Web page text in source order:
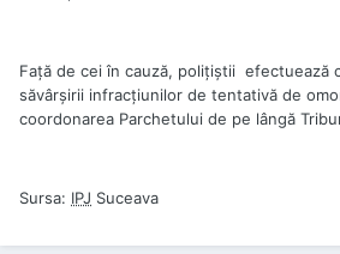
Faţă de cei în cauză, poliţiştii efectuează
săvârşirii infracţiunilor de tentativă de
coordonarea Parchetului de pe lângă
Sursa: IPJ Suceava